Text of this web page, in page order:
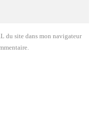
du site dans mon navigateur